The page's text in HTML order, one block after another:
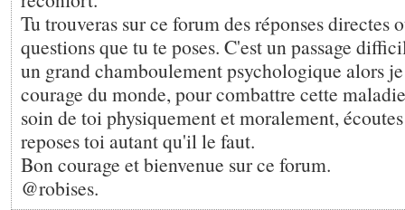
Tu trouveras sur ce forum des réponses directes
questions que tu te poses. C'est un passage
un grand chamboulement psychologique alors
courage du monde, pour combattre cette
soin de toi physiquement et moralement,
reposes toi autant qu'il le faut.
Bon courage et bienvenue sur ce forum.
@robises.